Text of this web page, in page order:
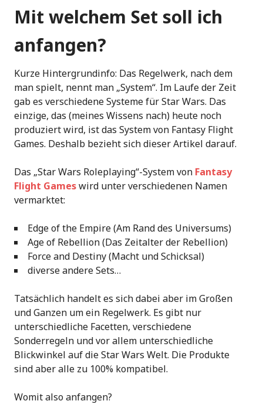
Mit welchem Set soll ich
anfangen?
Kurze Hintergrundinfo: Das Regelwerk, nach dem
man spielt, nennt man „System“. Im Laufe der Zeit
gab es verschiedene Systeme für Star Wars. Das
einzige, das (meines Wissens nach) heute noch
produziert wird, ist das System von Fantasy Flight
Games. Deshalb bezieht sich dieser Artikel darauf.
Das „Star Wars Roleplaying“-System von Fantasy
Flight Gameswird unter verschiedenen Namen
vermarktet:
Edge of the Empire (Am Rand des Universums)
Age of Rebellion (Das Zeitalter der Rebellion)
Force and Destiny (Macht und Schicksal)
diverse andere Sets…
Tatsächlich handelt es sich dabei aber im Großen
und Ganzen um ein Regelwerk. Es gibt nur
unterschiedliche Facetten, verschiedene
Sonderregeln und vor allem unterschiedliche
Blickwinkel auf die Star Wars Welt. Die Produkte
sind aber alle zu 100% kompatibel.
Womit also anfangen?